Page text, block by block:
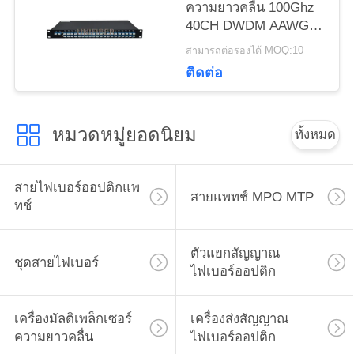
เว็บไซต์
PRIVACY
ความยาวคลื่น 100Ghz
40CH DWDM AAWG
Mux Demux
สามารถต่อรองได้ MOQ:10
ติดต่อ
หมวดหมู่ยอดนิยม ทั้งหมด
สายไฟเบอร์ออปติกแพ
ทช์
สายแพทช์ MPO MTP
ชุดสายไฟเบอร์
ตัวแยกสัญญาณ
ไฟเบอร์ออปติก
เครื่องมัลติเพล็กเซอร์
ความยาวคลื่น
เครื่องส่งสัญญาณ
ไฟเบอร์ออปติก